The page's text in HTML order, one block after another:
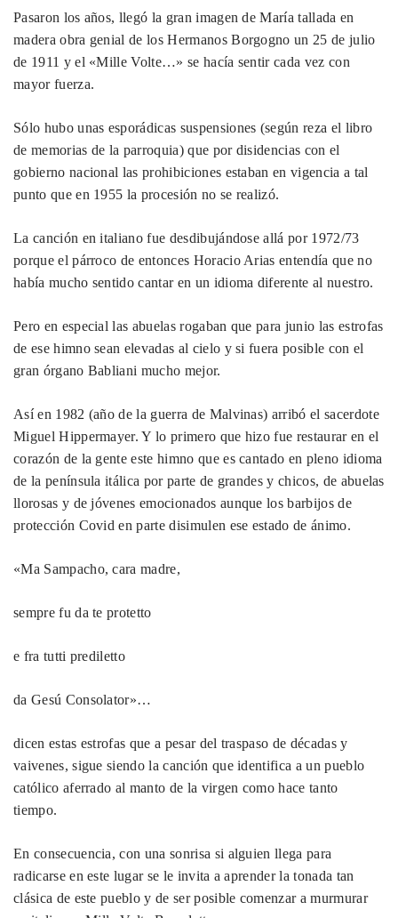
Pasaron los años, llegó la gran imagen de María tallada en
madera obra genial de los Hermanos Borgogno un 25 de julio
de 1911 y el «Mille Volte…» se hacía sentir cada vez con
mayor fuerza.
Sólo hubo unas esporádicas suspensiones (según reza el libro
de memorias de la parroquia) que por disidencias con el
gobierno nacional las prohibiciones estaban en vigencia a tal
punto que en 1955 la procesión no se realizó.
La canción en italiano fue desdibujándose allá por 1972/73
porque el párroco de entonces Horacio Arias entendía que no
había mucho sentido cantar en un idioma diferente al nuestro.
Pero en especial las abuelas rogaban que para junio las estrofas
de ese himno sean elevadas al cielo y si fuera posible con el
gran órgano Babliani mucho mejor.
Así en 1982 (año de la guerra de Malvinas) arribó el sacerdote
Miguel Hippermayer. Y lo primero que hizo fue restaurar en el
corazón de la gente este himno que es cantado en pleno idioma
de la península itálica por parte de grandes y chicos, de abuelas
llorosas y de jóvenes emocionados aunque los barbijos de
protección Covid en parte disimulen ese estado de ánimo.
«Ma Sampacho, cara madre,
sempre fu da te protetto
e fra tutti prediletto
da Gesú Consolator»…
dicen estas estrofas que a pesar del traspaso de décadas y
vaivenes, sigue siendo la canción que identifica a un pueblo
católico aferrado al manto de la virgen como hace tanto
tiempo.
En consecuencia, con una sonrisa si alguien llega para
radicarse en este lugar se le invita a aprender la tonada tan
clásica de este pueblo y de ser posible comenzar a murmurar